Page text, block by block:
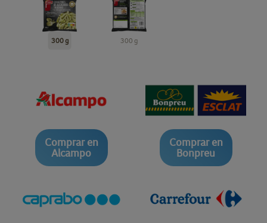
300 g 300 g
Comprar en
Alcampo
Comprar en
Bonpreu